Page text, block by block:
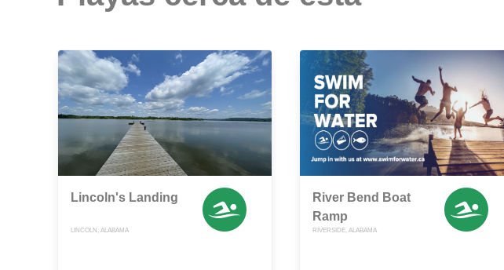
Lincoln's Landing
LINCOLN, ALABAMA
River Bend Boat
Ramp
RIVERSIDE, ALABAMA